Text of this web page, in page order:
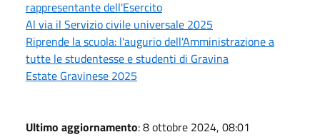
rappresentante dell'Esercito
Al via il Servizio civile universale 2025
Riprende la scuola: l'augurio dell'Amministrazione a
tutte le studentesse e studenti di Gravina
Estate Gravinese 2025
Ultimo aggiornamento: 8 ottobre 2024, 08:01